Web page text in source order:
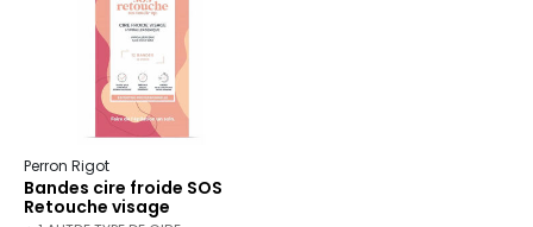
Perron Rigot
Bandes cire froide SOS
Retouche visage